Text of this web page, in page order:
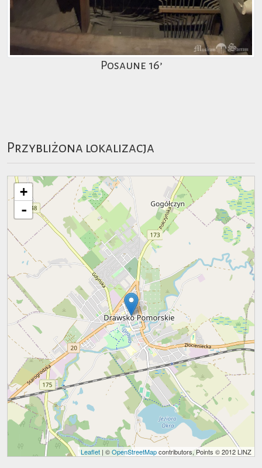
Posaune 16’
Przybliżona lokalizacja
+
-
Leaflet | ©OpenStreetMapcontributors, Points © 2012 LINZ